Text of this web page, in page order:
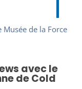
avec le
de Cold